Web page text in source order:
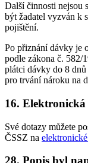
Další činnosti nejsou
být žadatel vyzván k
pojištění.
Po přiznání dávky je
podle zákona č. 582/
plátci dávky do 8 dnů
pro trvání nároku na
16.
Své dotazy můžete
ČSSZ na
28. Popis byl